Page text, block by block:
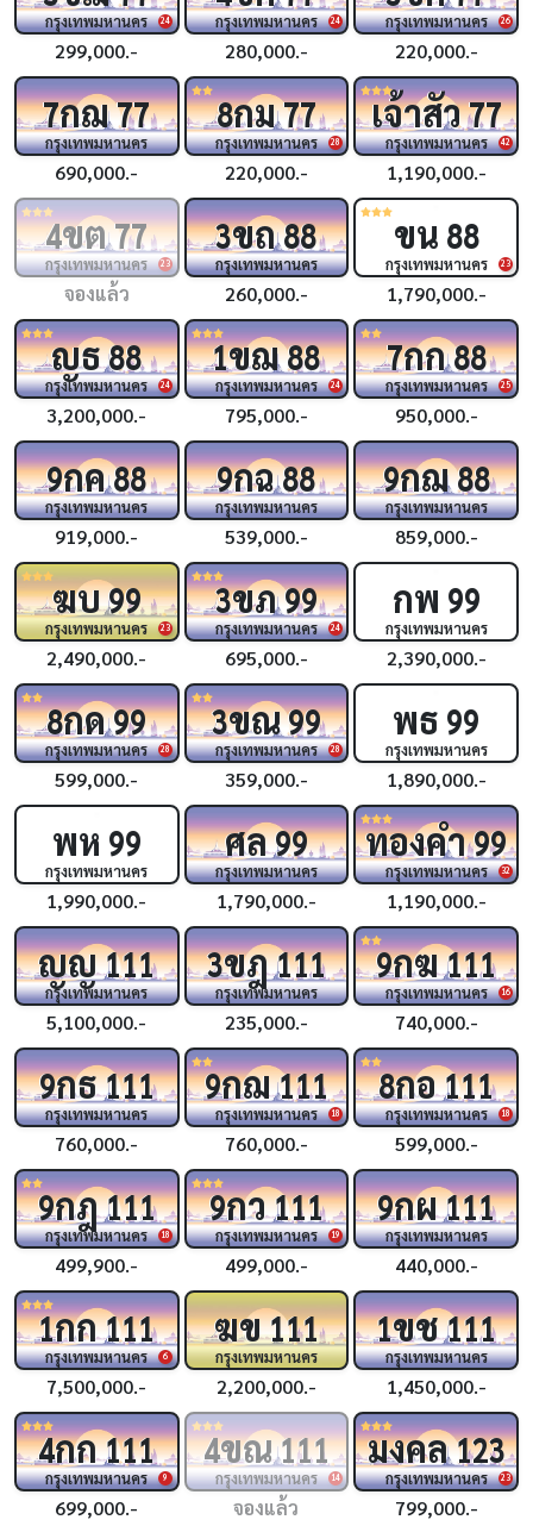
24
กรุงเทพมหานคร
299,000.-
24
กรุงเทพมหานคร
280,000.-
26
กรุงเทพมหานคร
220,000.-
7กฌ77
กรุงเทพมหานคร
690,000.-
28
8กม77
กรุงเทพมหานคร
220,000.-
42
เจ้าสัว77
กรุงเทพมหานคร
1,190,000.-
23
4ขต77
กรุงเทพมหานคร
จองแล้ว
3ขถ88
กรุงเทพมหานคร
260,000.-
23
ขน 88
กรุงเทพมหานคร
1,790,000.-
24
ญธ88
กรุงเทพมหานคร
3,200,000.-
24
1ขฌ88
กรุงเทพมหานคร
795,000.-
25
7กก88
กรุงเทพมหานคร
950,000.-
9กค88
กรุงเทพมหานคร
919,000.-
9กฉ88
กรุงเทพมหานคร
539,000.-
9กฌ88
กรุงเทพมหานคร
859,000.-
23
ฆบ99
กรุงเทพมหานคร
2,490,000.-
24
3ขภ99
กรุงเทพมหานคร
695,000.-
กพ 99
กรุงเทพมหานคร
2,390,000.-
28
8กด99
กรุงเทพมหานคร
599,000.-
28
3ขณ99
กรุงเทพมหานคร
359,000.-
พธ 99
กรุงเทพมหานคร
1,890,000.-
พห 99
กรุงเทพมหานคร
1,990,000.-
ศล99
กรุงเทพมหานคร
1,790,000.-
32
ทองคำ99
กรุงเทพมหานคร
1,190,000.-
ญญ111
กรุงเทพมหานคร
5,100,000.-
3ขฎ111
กรุงเทพมหานคร
235,000.-
16
9กฆ111
กรุงเทพมหานคร
740,000.-
9กธ111
กรุงเทพมหานคร
760,000.-
18
9กฌ111
กรุงเทพมหานคร
760,000.-
18
8กอ111
กรุงเทพมหานคร
599,000.-
18
9กฎ111
กรุงเทพมหานคร
499,900.-
19
9กว111
กรุงเทพมหานคร
499,000.-
9กผ111
กรุงเทพมหานคร
440,000.-
6
1กก111
กรุงเทพมหานคร
7,500,000.-
ฆข111
กรุงเทพมหานคร
2,200,000.-
1ขช111
กรุงเทพมหานคร
1,450,000.-
9
4กก111
กรุงเทพมหานคร
699,000.-
14
4ขณ111
กรุงเทพมหานคร
จองแล้ว
23
มงคล123
กรุงเทพมหานคร
799,000.-